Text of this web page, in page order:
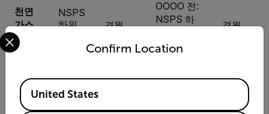
천연
가스
처리
공장
NSPS
하위
격월
OOOO 전:
NSPS 하
사후
위 부품
격월
Confirm Location
Select your preferred country and language from the
Available Locations
United States